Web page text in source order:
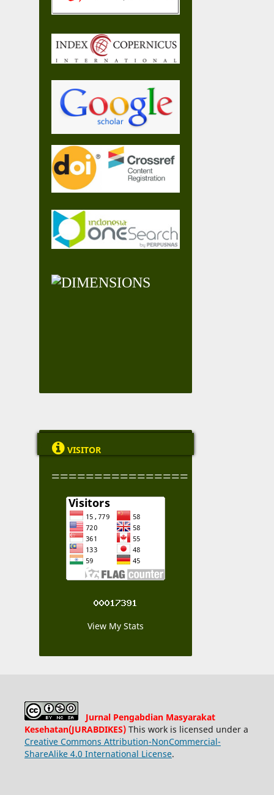
 VISITOR
================
View My Stats
Jurnal Pengabdian Masyarakat
Kesehatan(JURABDIKES)This work is licensed under a
Creative Commons Attribution-NonCommercial-
ShareAlike 4.0 International License.